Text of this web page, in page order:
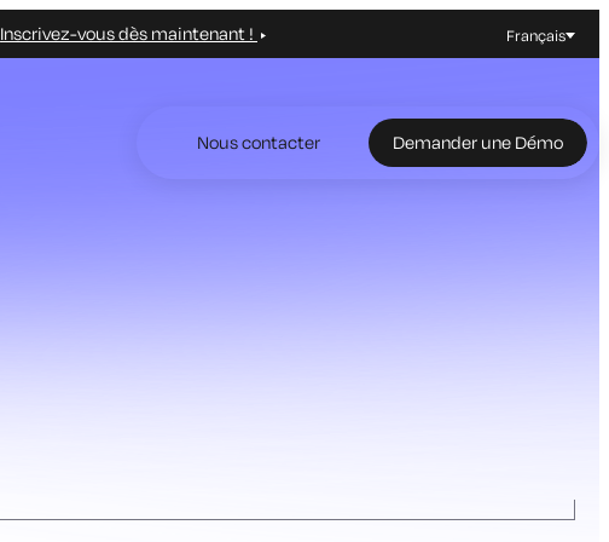
Inscrivez-vous dès maintenant ! Français
Nous contacter Demander une Démo